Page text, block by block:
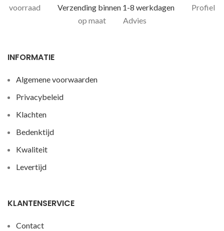
voorraad
Verzending binnen 1-8 werkdagen
Profiel
op maat
Advies
INFORMATIE
Algemene voorwaarden
Privacybeleid
Klachten
Bedenktijd
Kwaliteit
Levertijd
KLANTENSERVICE
Contact